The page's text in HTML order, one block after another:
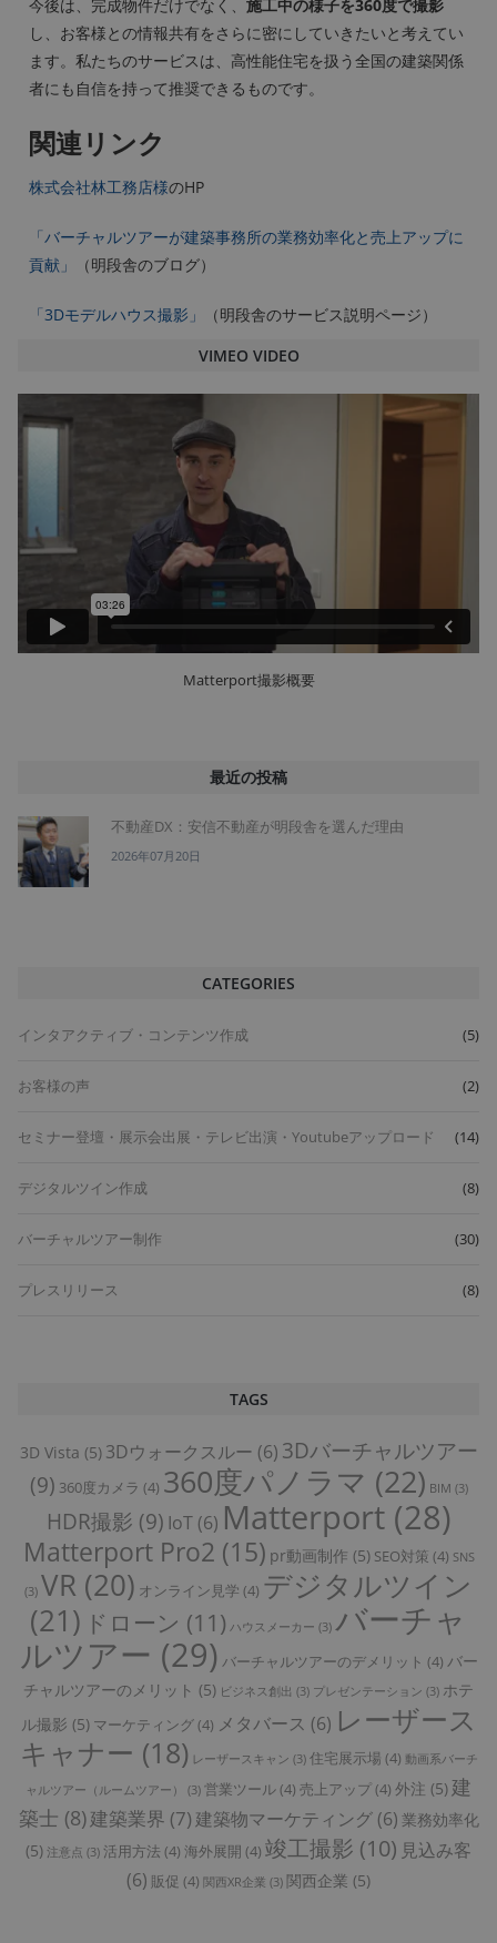
今後は、完成物件だけでなく、 施工中の様子を360度で撮影
し、お客様との情報共有をさらに密にしていきたいと考えてい
ます。私たちのサービスは、高性能住宅を扱う全国の建築関係
者にも自信を持って推奨できるものです。
関連リンク
株式会社林工務店様のHP
「バーチャルツアーが建築事務所の業務効率化と売上アップに
貢献」
（明段舎のブログ）
「3Dモデルハウス撮影」
（明段舎のサービス説明ページ）
VIMEO VIDEO
Matterport撮影概要
最近の投稿
不動産DX：安信不動産が明段舎を選んだ理由
2026年07月20日
CATEGORIES
インタアクティブ・コンテンツ作成 (5)
お客様の声 (2)
セミナー登壇・展示会出展・テレビ出演・Youtubeアップロード (14)
デジタルツイン作成 (8)
バーチャルツアー制作 (30)
プレスリリース (8)
TAGS
3D Vista (5) 3Dウォークスルー (6) 3Dバーチャルツアー
(9) 360度カメラ (4) 360度パノラマ (22) BIM (3)
HDR撮影 (9) IoT(6) Matterport(28)
Matterport Pro2 (15) pr動画制作 (5) SEO対策 (4) SNS
(3) VR (20) オンライン見学 (4) デジタルツイン
(21) ドローン (11) ハウスメーカー (3) バーチャ
ルツアー (29) バーチャルツアーのデメリット (4) バー
チャルツアーのメリット (5) ビジネス創出 (3) プレゼンテーション (3) ホテ
ル撮影 (5) マーケティング(4) メタバース (6) レーザース
キャナー (18) レーザースキャン (3) 住宅展示場 (4) 動画系バーチ
ャルツアー（ルームツアー）
(3) 営業ツール(4) 売上アップ(4) 外注 (5) 建
築士 (8)建築業界 (7) 建築物マーケティング(6) 業務効率化
(5) 注意点 (3) 活用方法 (4) 海外展開 (4) 竣工撮影 (10) 見込み客
(6) 販促 (4) 関西XR企業 (3) 関西企業 (5)